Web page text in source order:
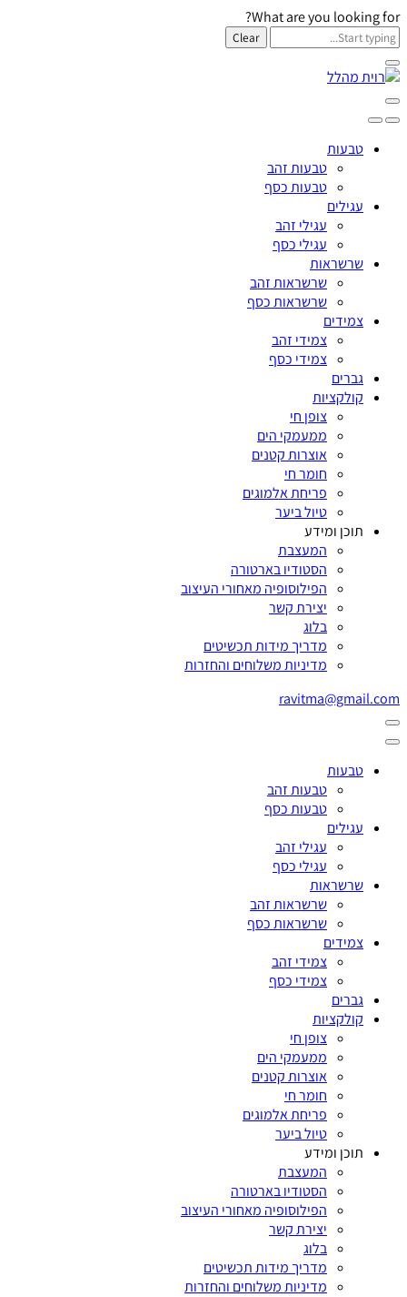
What are you looking for?
Clear
טבעות
טבעות זהב
טבעות כסף
עגילים
עגילי זהב
עגילי כסף
שרשראות
שרשראות זהב
שרשראות כסף
צמידים
צמידי זהב
צמידי כסף
גברים
קולקציות
צופן חי
ממעמקי הים
אוצרות קטנים
חומר חי
פריחת אלמוגים
טיול ביער
תוכן ומידע
המעצבת
הסטודיו בארטורה
הפילוסופיה מאחורי העיצוב
יצירת קשר
בלוג
מדריך מידות תכשיטים
מדיניות משלוחים והחזרות
ravitma@gmail.com
טבעות
טבעות זהב
טבעות כסף
עגילים
עגילי זהב
עגילי כסף
שרשראות
שרשראות זהב
שרשראות כסף
צמידים
צמידי זהב
צמידי כסף
גברים
קולקציות
צופן חי
ממעמקי הים
אוצרות קטנים
חומר חי
פריחת אלמוגים
טיול ביער
תוכן ומידע
המעצבת
הסטודיו בארטורה
הפילוסופיה מאחורי העיצוב
יצירת קשר
בלוג
מדריך מידות תכשיטים
מדיניות משלוחים והחזרות